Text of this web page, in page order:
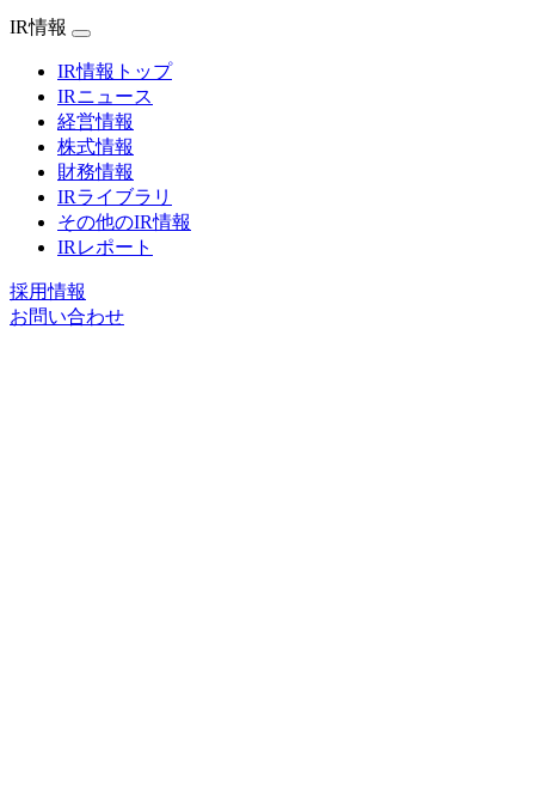
IR情報
IR情報トップ
IRニュース
経営情報
株式情報
財務情報
IRライブラリ
その他のIR情報
IRレポート
採用情報
お問い合わせ